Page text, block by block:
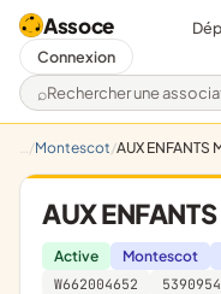
Assoce
Rechercher une
Connexion
Montescot AUX ENFANTS
AUX
Active Montescot
W662004652